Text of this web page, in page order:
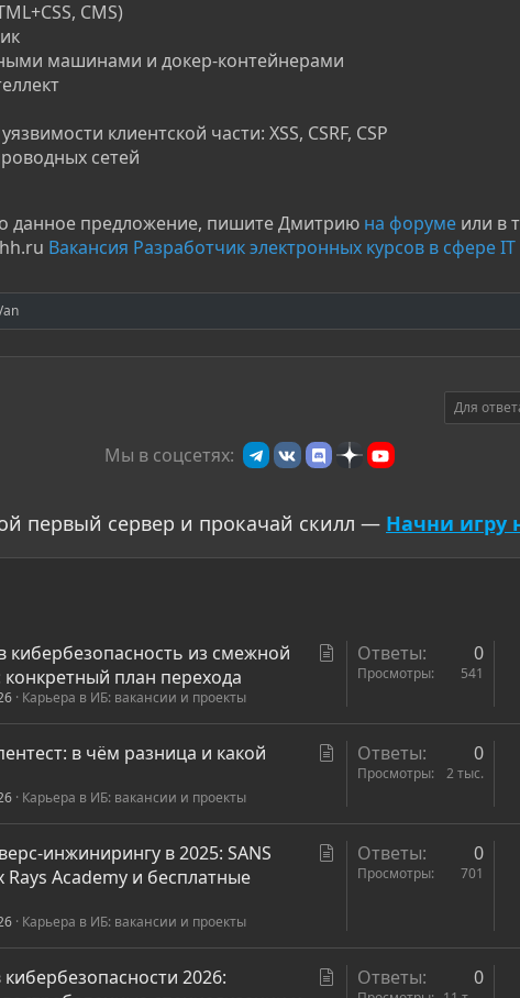
CMS)
машинами и докер-контейнерами
клиентской части: XSS, CSRF, CSP
сетей
данное предложение, пишите Дмитрию на форуме или в
Вакансия Разработчик электронных курсов в сфере
Для
Мы в соцсетях:
первый сервер и прокачай скилл — Начни игру
т
кибербезопасность из смежной
конкретный план перехода
Карьера в ИБ: вакансии и проекты
Ответы 0
Просмотры 541
т
в чём разница и какой
Карьера в ИБ: вакансии и проекты
Ответы 0
Просмотры 2 тыс.
ь
инжинирингу в 2025: SANS
Rays Academy и бесплатные
Карьера в ИБ: вакансии и проекты
Ответы 0
Просмотры 701
2026:
Ответы 0